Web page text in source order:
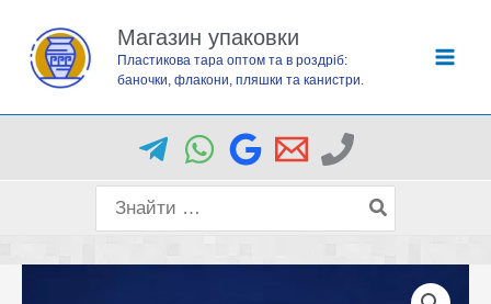
вмісту
Магазин упаковки
Пластикова тара оптом та в роздріб:
баночки, флакони, пляшки та канистри.
Пошук
для: